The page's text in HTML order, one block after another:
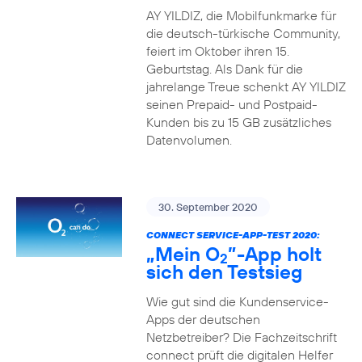
AY YILDIZ, die Mobilfunkmarke für
die deutsch-türkische Community,
feiert im Oktober ihren 15.
Geburtstag. Als Dank für die
jahrelange Treue schenkt AY YILDIZ
seinen Prepaid- und Postpaid-
Kunden bis zu 15 GB zusätzliches
Datenvolumen.
30. September 2020
CONNECT SERVICE-APP-TEST 2020:
„Mein O2”-App holt
sich den Testsieg
Wie gut sind die Kundenservice-
Apps der deutschen
Netzbetreiber? Die Fachzeitschrift
connect prüft die digitalen Helfer